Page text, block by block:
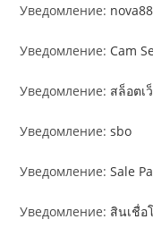
Уведомление: nova88
Уведомление: Cam
Уведомление: สล็อตเ
Уведомление:sbo
Уведомление:Sale
Уведомление: สินเชื่